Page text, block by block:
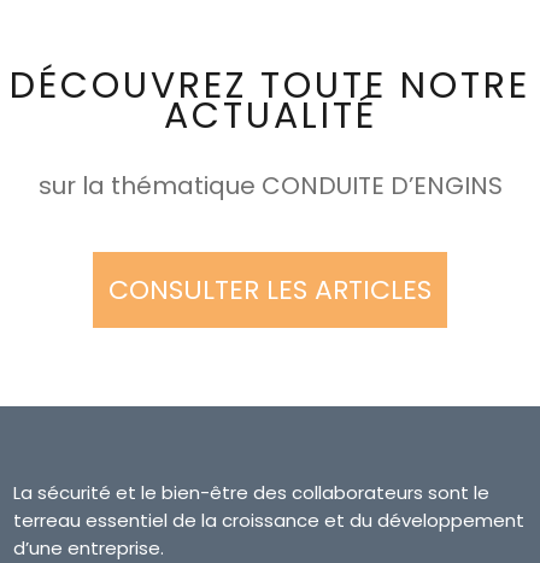
DÉCOUVREZ TOUTE NOTRE
ACTUALITÉ
sur la thématique CONDUITE D’ENGINS
CONSULTER LES ARTICLES
La sécurité et le bien-être des collaborateurs sont le
terreau essentiel de la croissance et du développement
d’une entreprise.